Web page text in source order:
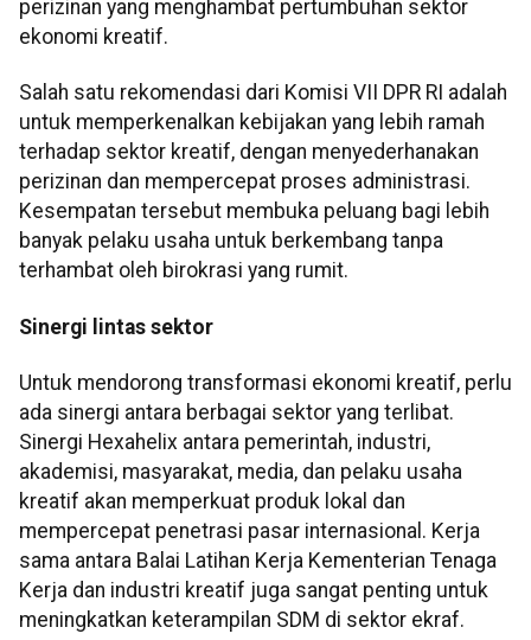
perizinan yang menghambat pertumbuhan sektor
ekonomi kreatif.
Salah satu rekomendasi dari Komisi VII DPR RI adalah
untuk memperkenalkan kebijakan yang lebih ramah
terhadap sektor kreatif, dengan menyederhanakan
perizinan dan mempercepat proses administrasi.
Kesempatan tersebut membuka peluang bagi lebih
banyak pelaku usaha untuk berkembang tanpa
terhambat oleh birokrasi yang rumit.
Sinergi lintas sektor
Untuk mendorong transformasi ekonomi kreatif, perlu
ada sinergi antara berbagai sektor yang terlibat.
Sinergi Hexahelix antara pemerintah, industri,
akademisi, masyarakat, media, dan pelaku usaha
kreatif akan memperkuat produk lokal dan
mempercepat penetrasi pasar internasional. Kerja
sama antara Balai Latihan Kerja Kementerian Tenaga
Kerja dan industri kreatif juga sangat penting untuk
meningkatkan keterampilan SDM di sektor ekraf.